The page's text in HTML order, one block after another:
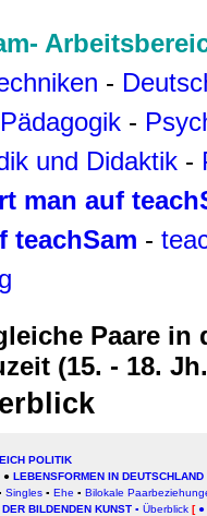
-
Pädagogik -
und Didaktik -
man auf
teachSam -
Paare in
(15. - 18.
POLITIK
● LEBENSFORMEN IN DEUTSCHLAND
Singles ▪ Ehe ▪ Bilokale
BILDENDEN KUNST ▪ Überblick [ ●